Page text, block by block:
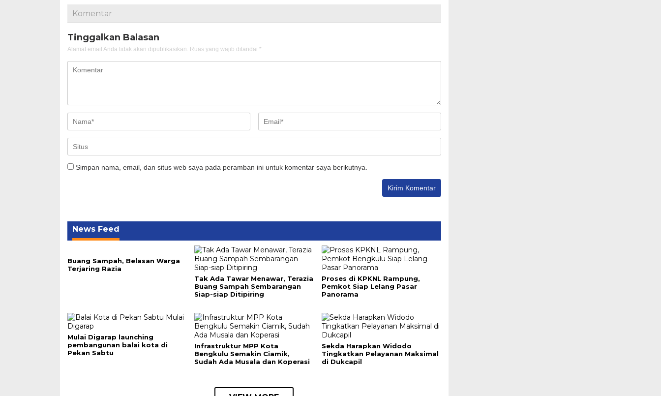
Komentar
Tinggalkan Balasan
Alamat email Anda tidak akan dipublikasikan. Ruas yang wajib ditandai *
Simpan nama, email, dan situs web saya pada peramban ini untuk komentar saya berikutnya.
News Feed
Buang Sampah, Belasan Warga
Terjaring Razia
Tak Ada Tawar Menawar, Terazia
Buang Sampah Sembarangan
Siap-siap Ditipiring
Proses di KPKNL Rampung,
Pemkot Siap Lelang Pasar
Panorama
Mulai Digarap launching
pembangunan balai kota di
Pekan Sabtu
Infrastruktur MPP Kota
Bengkulu Semakin Ciamik,
Sudah Ada Musala dan Koperasi
Sekda Harapkan Widodo
Tingkatkan Pelayanan Maksimal
di Dukcapil